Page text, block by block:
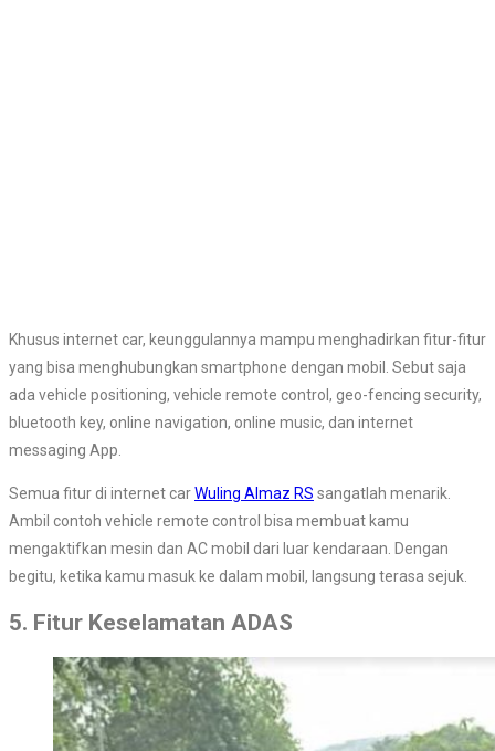
Khusus internet car, keunggulannya mampu menghadirkan fitur-fitur
yang bisa menghubungkan smartphone dengan mobil. Sebut saja
ada vehicle positioning, vehicle remote control, geo-fencing security,
bluetooth key, online navigation, online music, dan internet
messaging App.
Semua fitur di internet carWuling Almaz RS sangatlah menarik.
Ambil contoh vehicle remote control bisa membuat kamu
mengaktifkan mesin dan AC mobil dari luar kendaraan. Dengan
begitu, ketika kamu masuk ke dalam mobil, langsung terasa sejuk.
5. Fitur Keselamatan ADAS